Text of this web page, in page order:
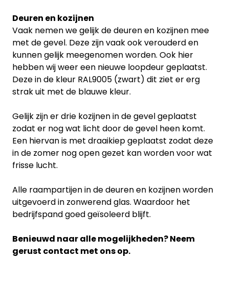
Deuren en kozijnen
Vaak nemen we gelijk de deuren en kozijnen mee
met de gevel. Deze zijn vaak ook verouderd en
kunnen gelijk meegenomen worden. Ook hier
hebben wij weer een nieuwe loopdeur geplaatst.
Deze in de kleur RAL9005 (zwart) dit ziet er erg
strak uit met de blauwe kleur.
Gelijk zijn er drie kozijnen in de gevel geplaatst
zodat er nog wat licht door de gevel heen komt.
Een hiervan is met draaikiep geplaatst zodat deze
in de zomer nog open gezet kan worden voor wat
frisse lucht.
Alle raampartijen in de deuren en kozijnen worden
uitgevoerd in zonwerend glas. Waardoor het
bedrijfspand goed geïsoleerd blijft.
Benieuwd naar alle mogelijkheden? Neem
gerust contact met ons op.